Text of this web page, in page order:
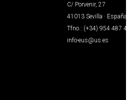
C/ Porvenir, 27
41013 Sevilla · España
Tfno.: (+34) 954 487
info-eus@us.es